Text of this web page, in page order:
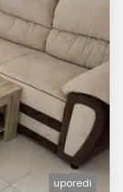
uporedi